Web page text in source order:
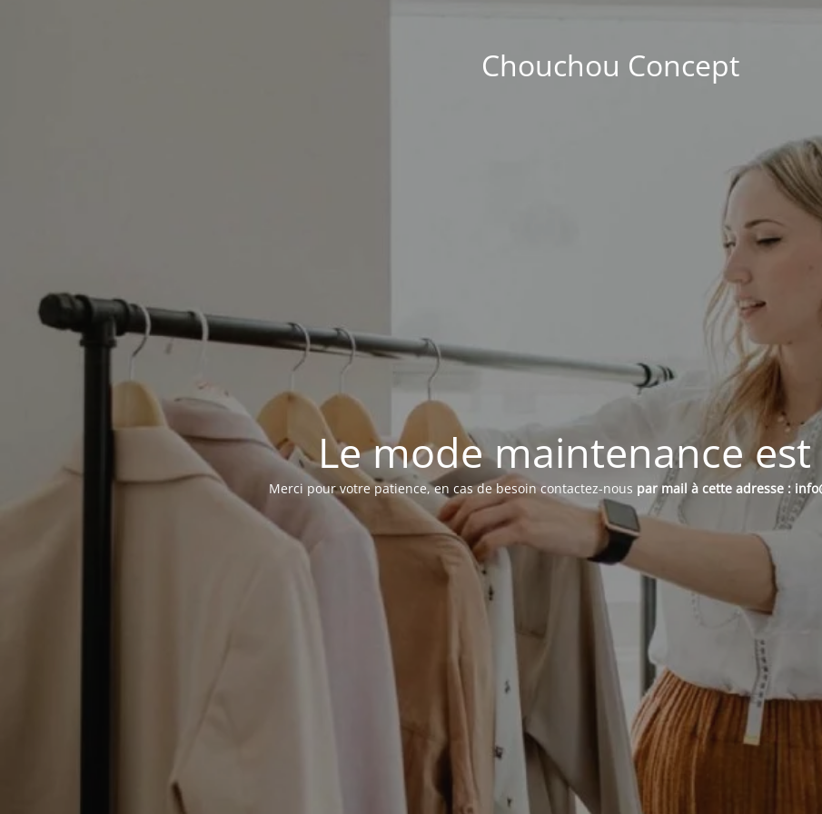
Chouchou Concept
Le mode maintenance
Merci pour votre patience, en cas de besoin contactez-nous par mail à cette adresse :